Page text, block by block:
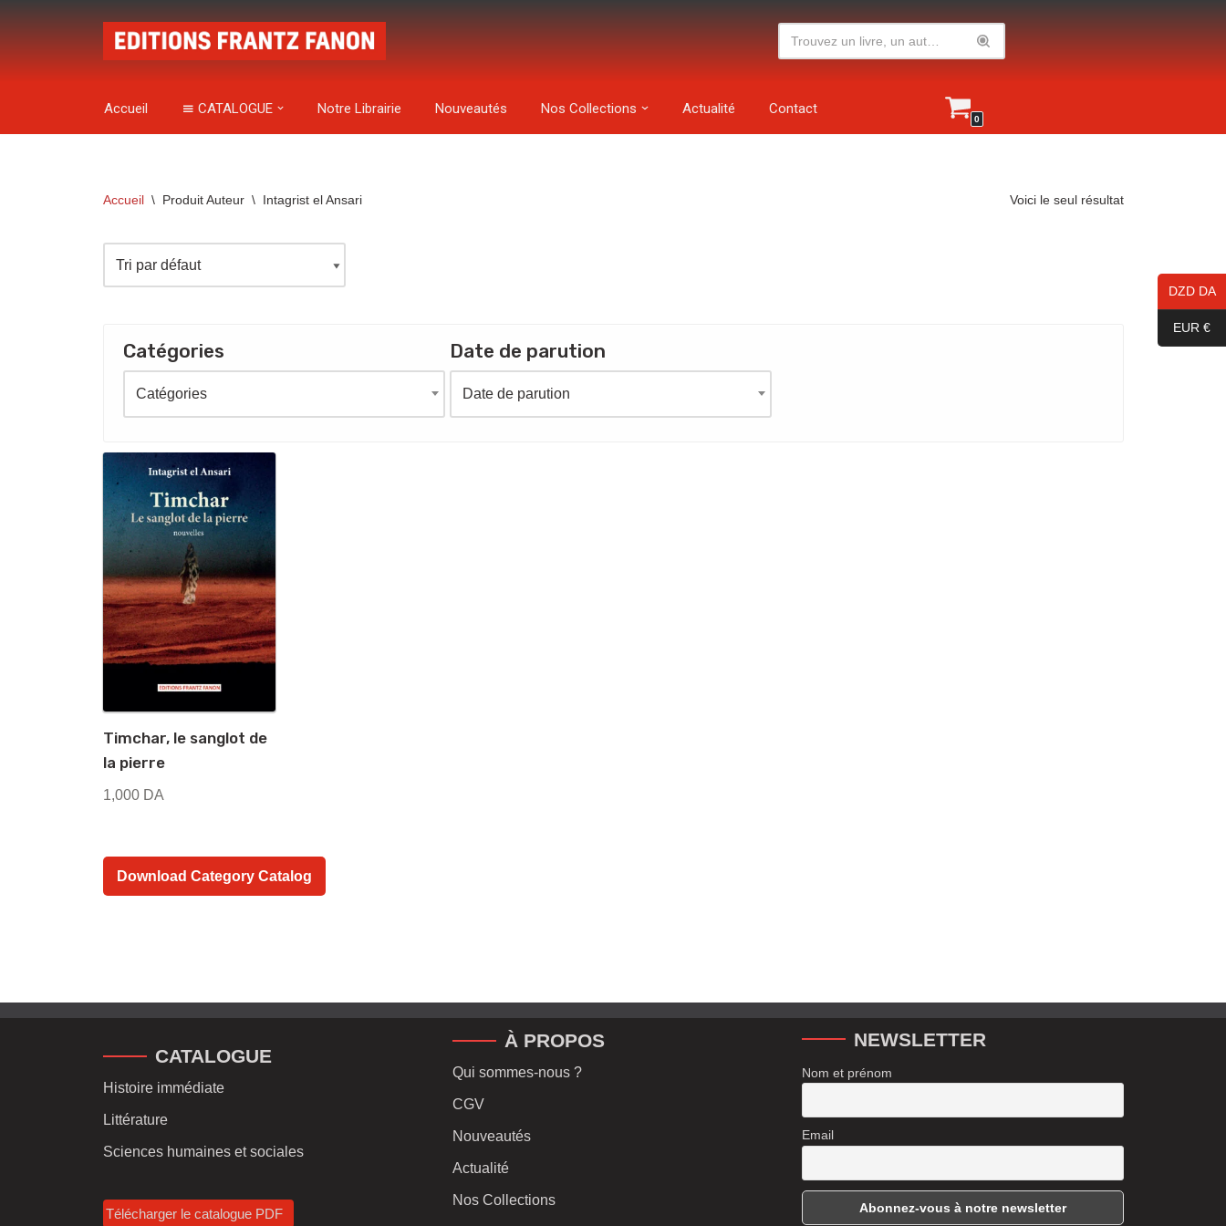
Accueil CATALOGUE Notre Librairie Nouveautés Nos Collections Actualité Contact
0
Accueil \ Produit Auteur \ Intagrist el Ansari Voici le seul résultat
Catégories
Catégories
Date de parution
Date de parution
Timchar, le sanglot de
la pierre
1,000 DA
Download Category Catalog
CATALOGUE
Histoire immédiate
Littérature
Sciences humaines et sociales
Télécharger le catalogue PDF
À PROPOS
Qui sommes-nous ?
CGV
Nouveautés
Actualité
Nos Collections
NEWSLETTER
Nom et prénom
Email
DZD DA
EUR €